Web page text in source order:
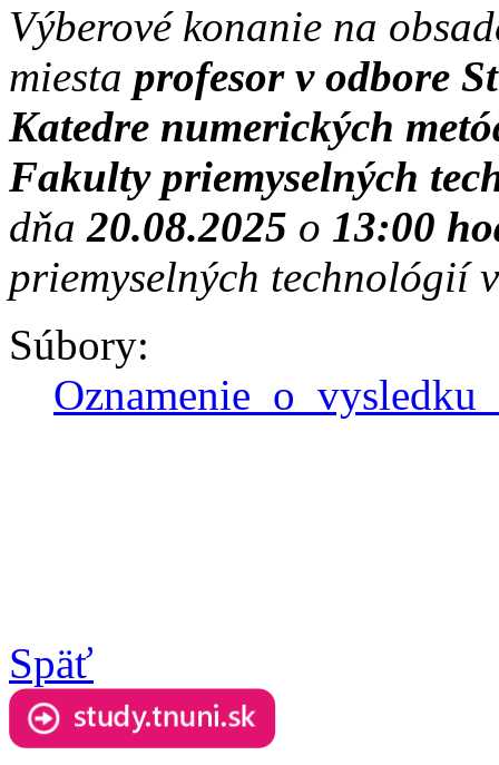
Výberové konanie na
miesta profesorv odbore
Katedre numerických
Fakulty priemyselných
dňa20.08.2025 o 13:00
priemyselných technológií
Súbory:
Späť